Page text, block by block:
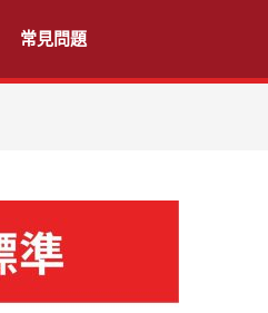
常見問題